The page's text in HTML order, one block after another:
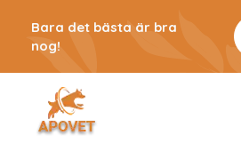
Bara det bästa är bra
nog!